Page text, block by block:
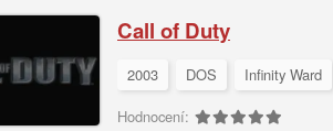
Call of Duty
2003 DOS Infinity Ward
Hodnocení: